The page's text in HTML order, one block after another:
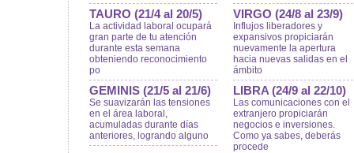
TAURO (21/4 al 20/5)
La actividad laboral ocupará
gran parte de tu atención
durante esta semana
obteniendo reconocimiento
po
GEMINIS (21/5 al 21/6)
Se suavizarán las tensiones
en el área laboral,
acumuladas durante días
anteriores, logrando alguno
VIRGO (24/8 al 23/9)
Influjos liberadores y
expansivos propiciarán
nuevamente la apertura
hacia nuevas salidas en el
ámbito
LIBRA (24/9 al 22/10)
Las comunicaciones con el
extranjero propiciarán
negocios e inversiones.
Como ya sabes, deberás
procede